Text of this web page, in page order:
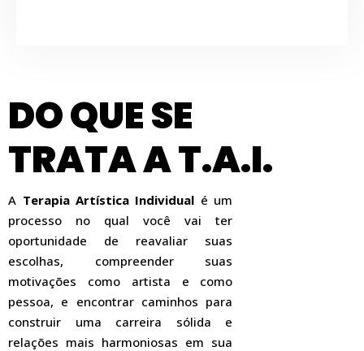
DO QUE SE
TRATA A T.A.I.
A Terapia Artística Individual é um
processo no qual você vai ter
oportunidade de reavaliar suas
escolhas, compreender suas
motivações como artista e como
pessoa, e encontrar caminhos para
construir uma carreira sólida e
relações mais harmoniosas em sua